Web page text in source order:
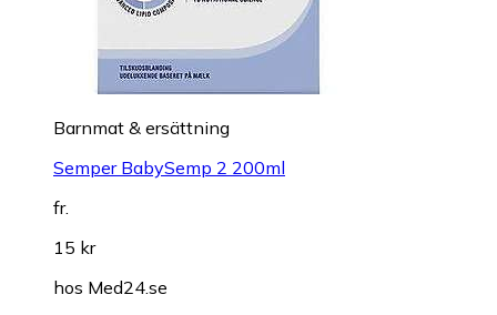
Barnmat & ersättning
Semper BabySemp 2 200ml
fr.
15 kr
hos Med24.se